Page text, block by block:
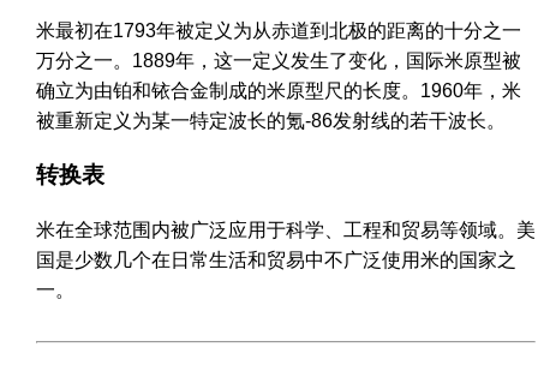
米最初在1793年被定义为从赤道到北极的距离的十分之一
万分之一。1889年，这一定义发生了变化，国际米原型被
确立为由铂和铱合金制成的米原型尺的长度。1960年，米
被重新定义为某一特定波长的氪-86发射线的若干波长。
转换表
米在全球范围内被广泛应用于科学、工程和贸易等领域。美
国是少数几个在日常生活和贸易中不广泛使用米的国家之
一。